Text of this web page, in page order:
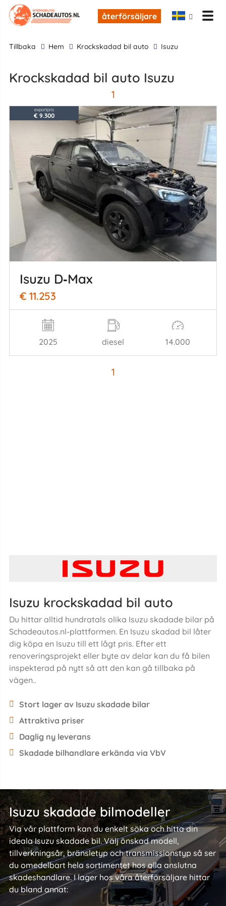
återförsäljare
tillbaka Hem krockskadad bil auto Isuzu
krockskadad bil auto Isuzu
1
exportpris
€ 9.300
Isuzu D‑Max
€ 11.253
2025 diesel 14.000
1
Isuzu krockskadad bil auto
Du hittar alltid hundratals olika Isuzu skadade bilar på
Schadeautos.nl-plattformen. En Isuzu skadad bil låter
dig köpa en Isuzu till ett lågt pris. Efter ett
renoveringsprojekt eller byte av delar kan du få bilen
inspekterad på nytt så att den kan gå tillbaka på
vägen..
Stort lager av Isuzu skadade bilar
Attraktiva priser
Daglig ny leverans
Skadade bilhandlare erkända via VbV
Isuzu skadade bilmodeller
Via vår plattform kan du enkelt söka och hitta din
ideala Isuzu skadade bil. Välj önskad modell,
tillverkningsår, bränsletyp och transmissionstyp så ser
du omedelbart hela sortimentet hos alla anslutna
skadeshandlare. I lager hos våra återförsäljare hittar
du bland annat: